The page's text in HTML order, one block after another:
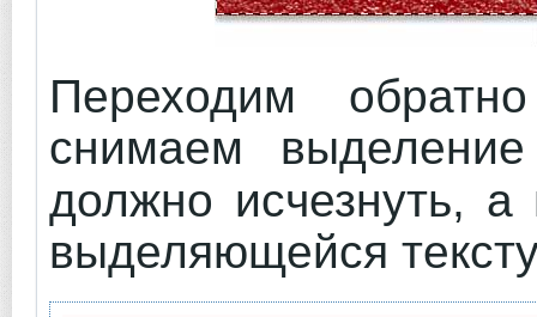
Переходим
снимаем
должно исчезнуть, а
выделяющейся